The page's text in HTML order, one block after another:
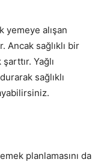
yemeye alışan
Ancak sağlıklı bir
Yağlı
sağlıklı
planlamasını da